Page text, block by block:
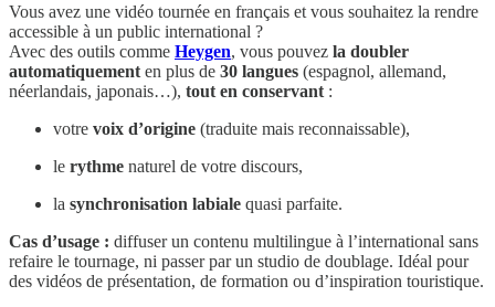
Vous avez une vidéo tournée en français et vous souhaitez la rendre
accessible à un public international ?
Avec des outils comme Heygen, vous pouvez la doubler
automatiquement en plus de 30 langues (espagnol, allemand,
néerlandais, japonais…), tout en conservant :
votre voix d’origine (traduite mais reconnaissable),
le rythme naturel de votre discours,
la synchronisation labiale quasi parfaite.
Cas d’usage : diffuser un contenu multilingue à l’international sans
refaire le tournage, ni passer par un studio de doublage. Idéal pour
des vidéos de présentation, de formation ou d’inspiration touristique.